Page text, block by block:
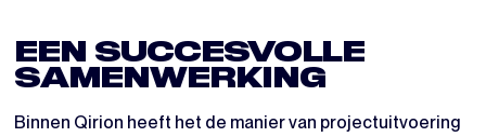
EEN SUCCESVOLLE
SAMENWERKING
Binnen Qirion heeft het de manier van projectuitvoering